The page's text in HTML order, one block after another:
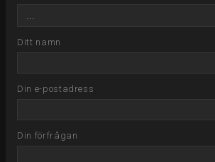
Ditt namn
Din e-postadress
Din förfrågan